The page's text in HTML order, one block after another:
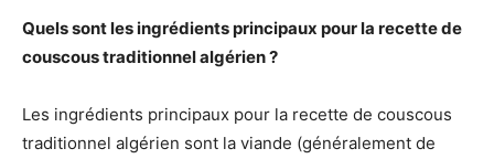
Quels sont les ingrédients principaux pour la recette de
couscous traditionnel algérien ?
Les ingrédients principaux pour la recette de couscous
traditionnel algérien sont la viande (généralement de